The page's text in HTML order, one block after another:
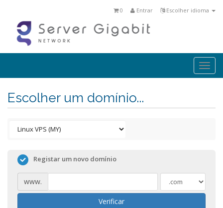
Escolher idioma
Entrar
0
Escolher um domínio...
Registar um novo domínio
www.
Verificar